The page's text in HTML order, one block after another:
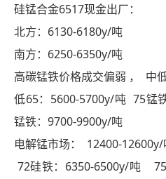
硅锰合金6517现金出厂：
北方：6130-6180y/吨
南方：6250-6350y/吨
高碳锰铁价格成交偏弱 ， 中
低65：5600-5700y/吨 75锰
锰铁：9700-9900y/吨
电解锰市场： 12400-
72硅铁：6350-6500y/吨